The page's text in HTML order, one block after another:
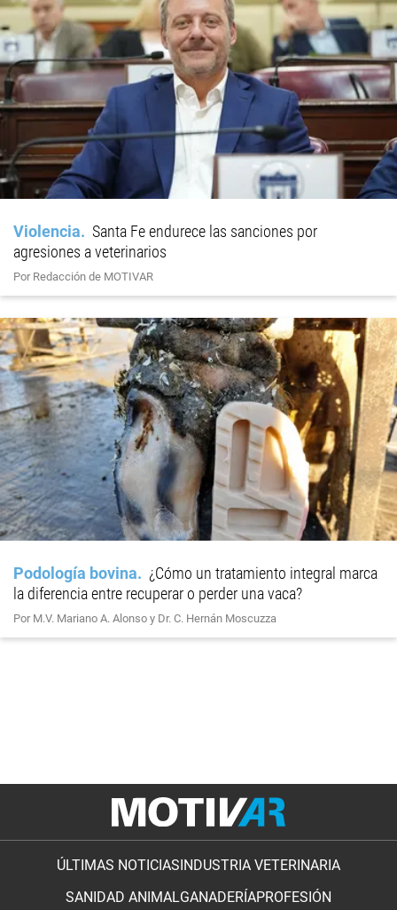
Violencia
Santa Fe endurece las sanciones por
agresiones a veterinarios
Por Redacción de MOTIVAR
Podología bovina
¿Cómo un tratamiento integral marca
la diferencia entre recuperar o perder una vaca?
Por M.V. Mariano A. Alonso y Dr. C. Hernán Moscuzza
ÚLTIMAS NOTICIAS INDUSTRIA VETERINARIA
SANIDAD ANIMALGANADERÍAPROFESIÓN